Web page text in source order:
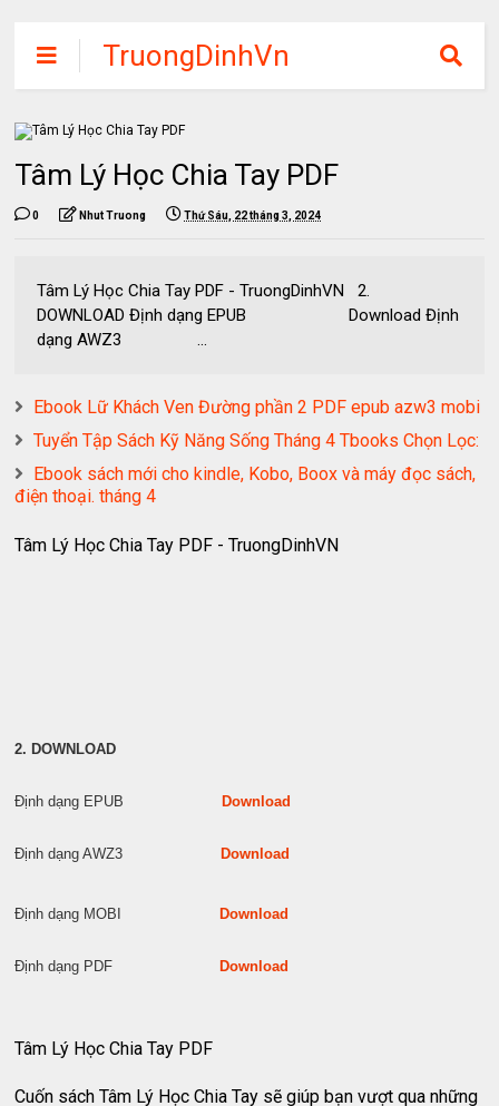
TruongDinhVn
Chia sẽ ebook,
các khóa học,
phần mềm học
tập miễn phí
Tâm Lý Học Chia Tay PDF
0 Nhut Truong Thứ Sáu, 22 tháng 3, 2024
Tâm Lý Học Chia Tay PDF - TruongDinhVN 2.
DOWNLOAD Định dạng EPUB Download Định
dạng AWZ3 ...
Ebook Lữ Khách Ven Đường phần 2 PDF epub azw3 mobi
Tuyển Tập Sách Kỹ Năng Sống Tháng 4 Tbooks Chọn Lọc:
Ebook sách mới cho kindle, Kobo, Boox và máy đọc sách,
điện thoại. tháng 4
Tâm Lý Học Chia Tay PDF - TruongDinhVN
2. DOWNLOAD
Định dạng EPUB Download
Định dạng AWZ3 Download
Định dạng MOBI Download
Định dạng PDF Download
Tâm Lý Học Chia Tay PDF
Cuốn sách Tâm Lý Học Chia Tay sẽ giúp bạn vượt qua những